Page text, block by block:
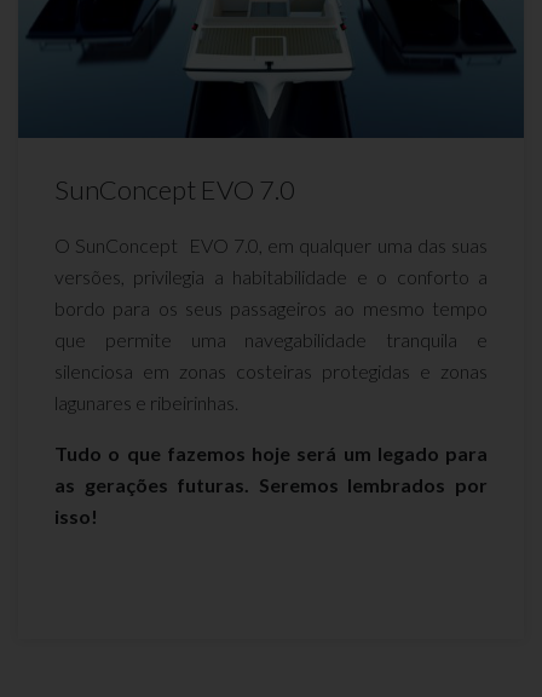
SunConcept EVO 7.0
O SunConcept EVO 7.0, em qualquer uma das suas
versões, privilegia a habitabilidade e o conforto a
bordo para os seus passageiros ao mesmo tempo
que permite uma navegabilidade tranquila e
silenciosa em zonas costeiras protegidas e zonas
lagunares e ribeirinhas.
Tudo o que fazemos hoje será um legado para
as gerações futuras. Seremos lembrados por
isso!